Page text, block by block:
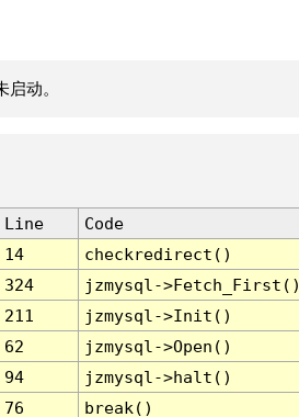
动。
Line
Code
14
checkredirect()
324
jzmysql-
211
jzmysql->Init()
62
jzmysql->Open()
94
jzmysql->halt()
76 break()